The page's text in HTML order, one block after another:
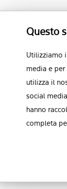
Questo
Utilizziamo
media e
utilizza il
social
hanno
completa